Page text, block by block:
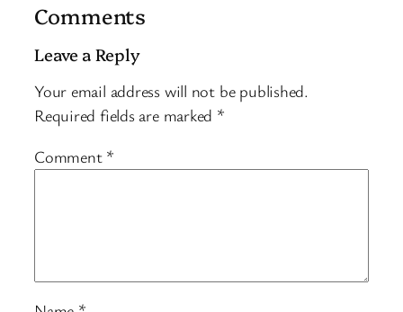
Comments
Leave a Reply
Your email address will not be published.
Required fields are marked *
Comment *